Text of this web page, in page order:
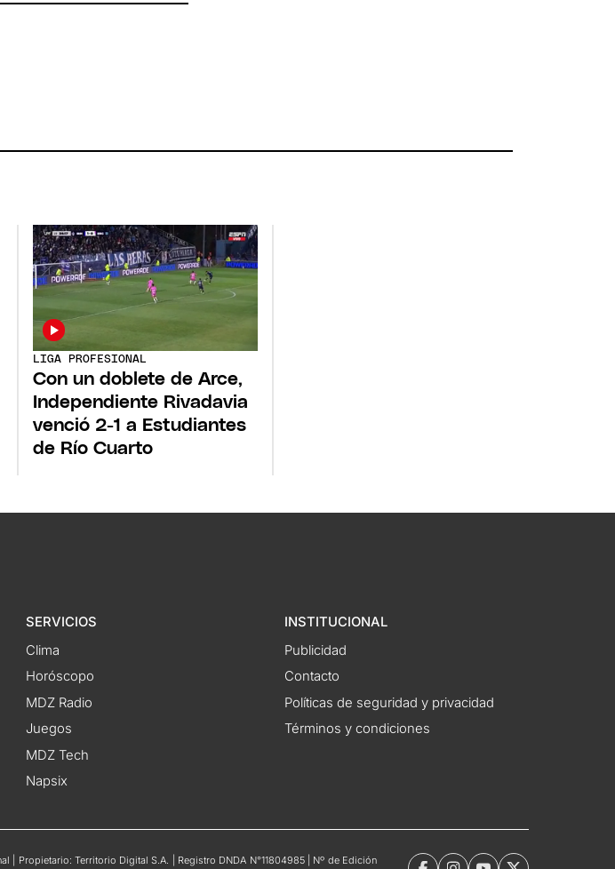
LIGA PROFESIONAL
Con un doblete de Arce,
Independiente Rivadavia
venció 2-1 a Estudiantes
de Río Cuarto
SERVICIOS
Clima
Horóscopo
MDZ Radio
Juegos
MDZ Tech
Napsix
INSTITUCIONAL
Publicidad
Contacto
Políticas de seguridad y privacidad
Términos y condiciones
Propietario: Territorio Digital S.A. | Registro DNDA N°11804985 | Nº de Edición